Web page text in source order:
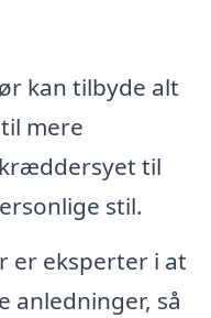
kan tilbyde alt
mere
til
stil.
er eksperter i at
anledninger, så